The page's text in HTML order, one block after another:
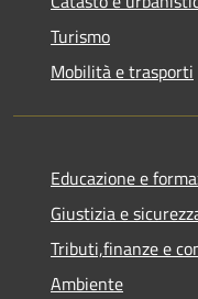
Turismo
Mobilità e trasporti
Educazione e
Giustizia e
Tributi,finanze e
Ambiente